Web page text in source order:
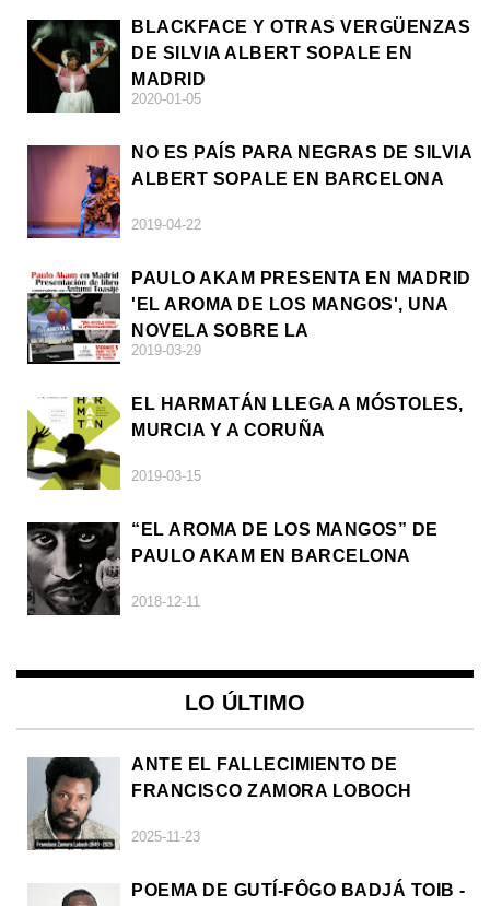
BLACKFACE Y OTRAS VERGÜENZAS
DE SILVIA ALBERT SOPALE EN
MADRID
2020-01-05
NO ES PAÍS PARA NEGRAS DE SILVIA
ALBERT SOPALE EN BARCELONA
2019-04-22
PAULO AKAM PRESENTA EN MADRID
'EL AROMA DE LOS MANGOS', UNA
NOVELA SOBRE LA
AFRODESCENDENCIA
2019-03-29
EL HARMATÁN LLEGA A MÓSTOLES,
MURCIA Y A CORUÑA
2019-03-15
“EL AROMA DE LOS MANGOS” DE
PAULO AKAM EN BARCELONA
2018-12-11
LO ÚLTIMO
ANTE EL FALLECIMIENTO DE
FRANCISCO ZAMORA LOBOCH
2025-11-23
POEMA DE GUTÍ-FÔGO BADJÁ TOIB -